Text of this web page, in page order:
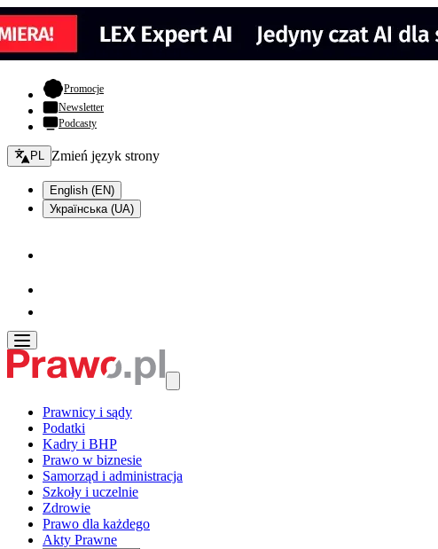
Promocje- otwiera się w nowej karcie
Newsletter
Podcasty
Zmień język - bieżący:
PL Zmień język strony
English (EN)
Українська (UA)
Prawnicy i sądy
Podatki
Kadry i BHP
Prawo w biznesie
Samorząd i administracja
Szkoły i uczelnie
Zdrowie
Prawo dla każdego
Akty Prawne